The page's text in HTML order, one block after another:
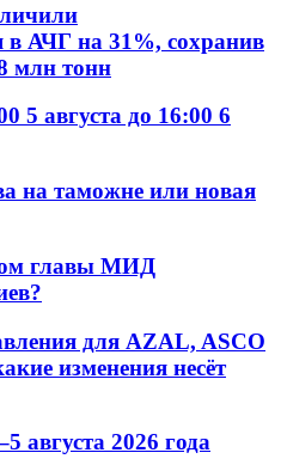
в АЧГ на 31%, сохранив
млн тонн
5 августа до 16:00 6
на таможне или новая
главы МИД
для AZAL, ASCO
изменения несёт
августа 2026 года